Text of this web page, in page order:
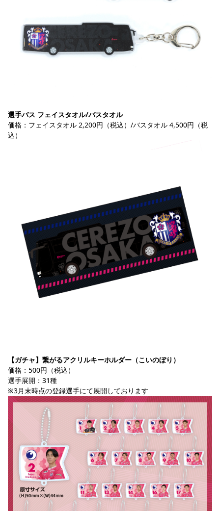
選手バス フェイスタオル/バスタオル
価格：フェイスタオル 2,200円（税込）/バスタオル 4,500円（税
込）
【ガチャ】繋がるアクリルキーホルダー（こいのぼり）
価格：500円（税込）
選手展開：31種
※3月末時点の登録選手にて展開しております